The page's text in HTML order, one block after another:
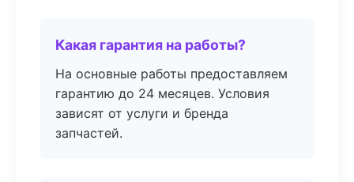
Какая гарантия на работы?
На основные работы предоставляем
гарантию до 24 месяцев. Условия
зависят от услуги и бренда
запчастей.